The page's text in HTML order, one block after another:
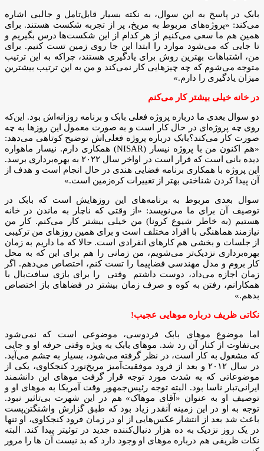
بابک در پاسخ به این سوال، به نکته‌ بسیار قابل‌تامل و جالبی اشاره
می‌کند: «پروژه‌های مربوط به مریخ، پر از تجربه شکست هستند. برای
همین هم ما سعی می‌کنیم از هر کدام از این شکست‌ها درس بگیریم و
تا جایی که می‌شود موارد را ابتدا این جا روی زمین تست کنیم. برای
من، اشتباهات بهترین روش برای یادگیری هستند، چراکه به این ترتیب
متوجه می‌شوم که چه چیزهایی کار نمی‌کند و من به این ترتیب بیشترین
میزان یادگیری را دارم.»
در خانه خیلی بیشتر کار می‌کنم
دو سوال بعدی ما درباره پروژه فعلی بابک و برنامه روزانه‌اش بود. این‌که
روی چه پروژه‌ای در حال کار است و به صورت معمول این روزها به چه
صورت کار می‌کند؟بابک درباره پروژه فعلی‌اش توضیح کوتاهی می‌دهد:
«هم اکنون من با پروژه نیسار (NISAR) همکاری دارم. نیسار ماهواره
دیده بانی است که قرار است در اواخر سال ۲۰۲۲ به بهره‌برداری برسد.
این پروژه با همکاری برنامه فضایی هندی در حال انجام است و هدف از
آن پیدا کردن شناختی بهتر از تغییرات کره‌زمین است.»
سوال بعدی مربوط به برنامه‌های این روزهایش است که بابک در
توصیف آن برای ما می‌نویسد: «از وقتی که ناچار به ماندن در خانه
هستیم (به خاطر شیوع کرونا) من خیلی بیشتر کار می‌کنم. کار من
نیازمند هماهنگی با افراد مختلف است و برای همین روزهای من ترکیبی
از جلسات و بخشی هم کارهای انفرادی است. حالا که ما داریم به زمان
بهره‌برداری نزدیک‌تر می‌شویم، من زمانی را هم برای این که به محل
کار بروم و مدل مهندسی فضاپیما را تست کنم، اختصاص می‌دهم. اگر
زمان اجازه می‌داد، دوست داشتم وقتی را برای بازی سافت‌بال با
همکارانم، رفتن به کوه‌ و صرف زمان بیشتر در فضاهای باز اختصاص
بدهم.»
نکاتی ظریف درباره موهایی عجیب!
اما موضوع موهای بابک فردوسی، موضوعی است که نمی‌شود
بی‌تفاوت از کنار آن رد شد. موهای بابک به ویژه وقتی حرفه او و جایی
که مشغول به کار است، در نظر گرفته می‌شود، بسیار به چشم می‌آید.
در سال ۲۰۱۲ و بعد از فرود موفقیت‌آمیز مریخ‌نورد کنجکاوی، یکی از
موضوعاتی که به شدت مورد توجه قرار گرفت موهای این دانشمند
ایرانی‌تبار ناسا بود. البته توجه رئیس‌جمهور وقت آمریکا به موهای او و
توصیف او به عنوان «آقای موهاک» هم در این شهرت بی‌تاثیر نبود.
توجه به او در این زمینه آنقدر زیاد بود که طبق گزارش واشنگتن‌پست
باعث شد بعد از انتشار عکس‌هایی از او در زمان فرود کنجکاوی، او تنها
در یک روز نزدیک به ده هزار دنبال‌کننده جدید در توئیتر پیدا کند. البته
نکات ظریفی هم درباره موهای او وجود دارد که بد نیست آن ها را مرور